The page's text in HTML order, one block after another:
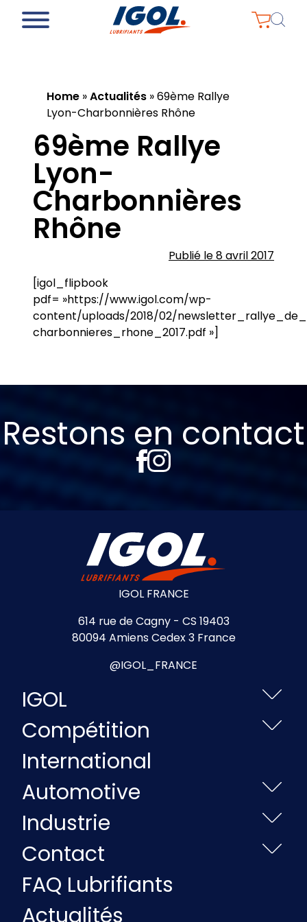
Home »Actualités »69ème Rallye
Lyon-Charbonnières Rhône
69ème Rallye
Lyon-
Charbonnières
Rhône
Publié le 8 avril 2017
[igol_flipbook
pdf= »https://www.igol.com/wp-
content/uploads/2018/02/
charbonnieres_rhone_2017.pdf »]
Restons en contact
IGOL FRANCE
614 rue de Cagny - CS 19403
80094 Amiens Cedex 3 France
@IGOL_FRANCE
IGOL
Compétition
International
Automotive
Industrie
Contact
FAQ Lubrifiants
Actualités